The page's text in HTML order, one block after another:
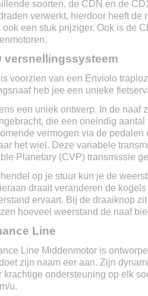
Ja
Levenslang
soorten, de CDN en de
verwerkt, hierdoor heeft de
ook een stuk prijziger. Ook is de
versnellingssysteem
voorzien van een Enviolo
heb jee een unieke
een uniek ontwerp. In de naaf
die een oneindig
vermogen via de pedalen
het wiel. Deze variabele
Planetary (CVP) transmissie
op je stuur kun je de
draait veranderen de
ervaart. Bij de draaiknop
hoeveel weerstand de naaf
Line
Line Middenmotor is
zijn naam eer aan. Zijn
krachtige ondersteuning op elk
u.